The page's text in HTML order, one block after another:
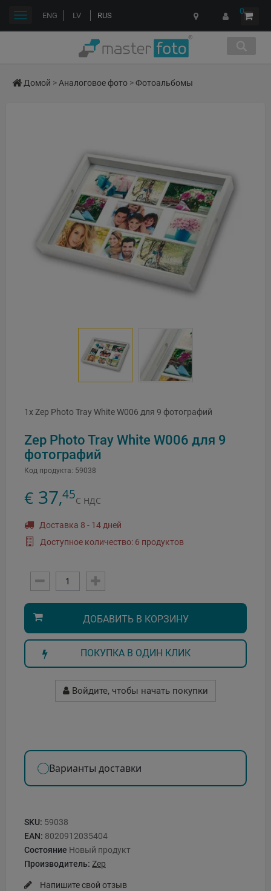
ENG LV RUS 0
Переключить
Домой >Аналоговое фото >Фотоальбомы
1x Zep Photo Tray White W006 для 9 фотографий
Zep Photo Tray White W006 для 9
фотографий
Код продукта: 59038
€ 37,45С НДС
Доставка 8 - 14 дней
Доступное количество: 6 продуктов
ДОБАВИТЬ В КОРЗИНУ
ПОКУПКА В ОДИН КЛИК
Войдите, чтобы начать покупки
Варианты доставки
SKU: 59038
EAN: 8020912035404
Состояние Новый продукт
Производитель: Zep
Напишите свой отзыв